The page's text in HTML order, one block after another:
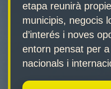
etapa reunirà
municipis, negocis
d’interés i noves
entorn pensat per
nacionals i